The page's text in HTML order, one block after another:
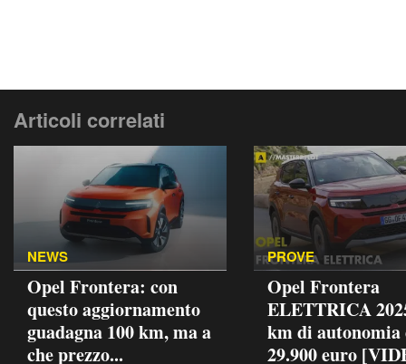
Articoli correlati
NEWS
Opel Frontera: con
questo aggiornamento
guadagna 100 km, ma a
che prezzo...
PROVE
Opel Frontera
ELETTRICA
km di autonomia
29.900 euro